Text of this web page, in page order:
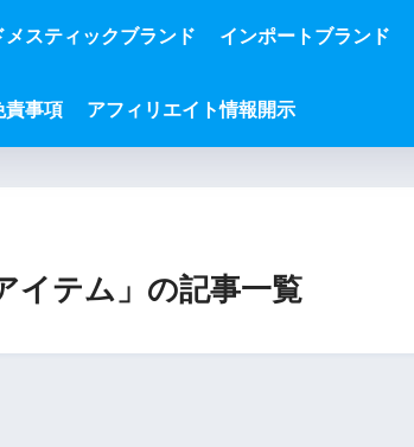
メスティックブランド インポートブランド
責事項 アフィリエイト情報開示
イテム」の記事一覧